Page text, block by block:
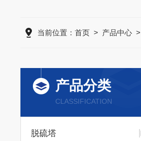
当前位置： 首页> 产品中心>
产品分类
CLASSIFICATION
脱硫塔